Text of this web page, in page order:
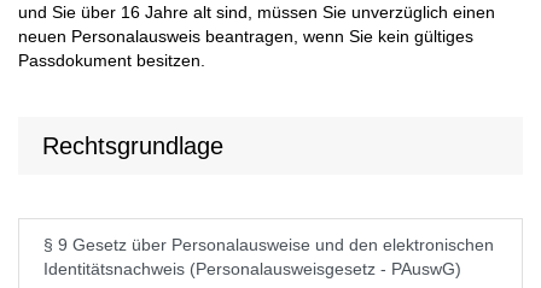
und Sie über 16 Jahre alt sind, müssen Sie unverzüglich einen
neuen Personalausweis beantragen, wenn Sie kein gültiges
Passdokument besitzen.
Rechtsgrundlage
§ 9 Gesetz über Personalausweise und den elektronischen
Identitätsnachweis (Personalausweisgesetz - PAuswG)